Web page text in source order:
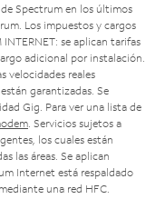
Spectrum en los últimos
Los impuestos y cargos
se aplican tarifas
adicional por instalación.
velocidades reales
garantizadas. Se
Gig. Para ver una lista de
. Servicios sujetos a
los cuales están
las áreas. Se aplican
Internet está respaldado
una red HFC.